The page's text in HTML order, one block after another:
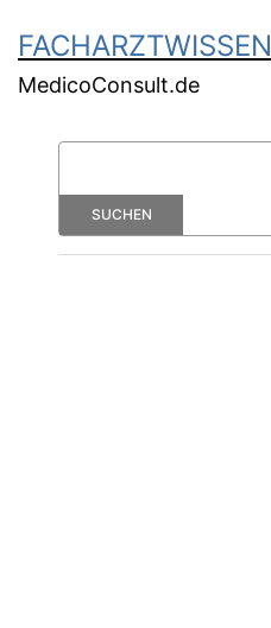
FACHARZTWISSEN
MedicoConsult.de